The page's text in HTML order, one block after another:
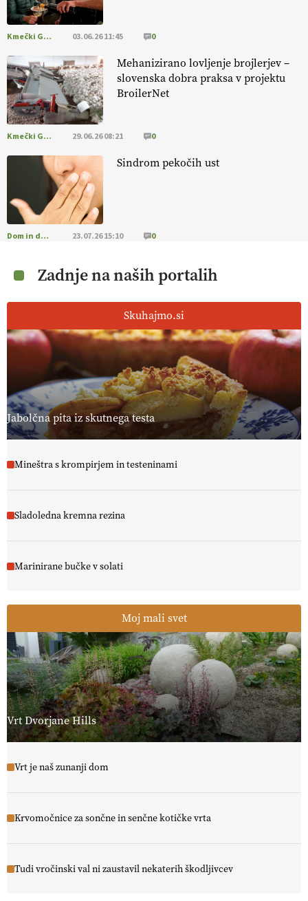
Kmečki Glas 03.06.26 11:45 0
Mehanizirano lovljenje brojlerjev –
slovenska dobra praksa v projektu
BroilerNet
Kmečki Glas 29.06.26 08:21 0
Sindrom pekočih ust
Dom in družina 23.07.26 15:10 0
Zadnje na naših portalih
Skuhajmo.si
Jabolčna pita iz skutnega testa
Mineštra s krompirjem in testeninami
Sladoledna kremna rezina
Marinirane bučke v solati
Moj mali svet
Vrt Dvorjane Hills
Vrt je naš zunanji dom
Krvomočnice za sončne in senčne kotičke vrta
Tudi vročinski val ni zaustavil nekaterih škodljivcev